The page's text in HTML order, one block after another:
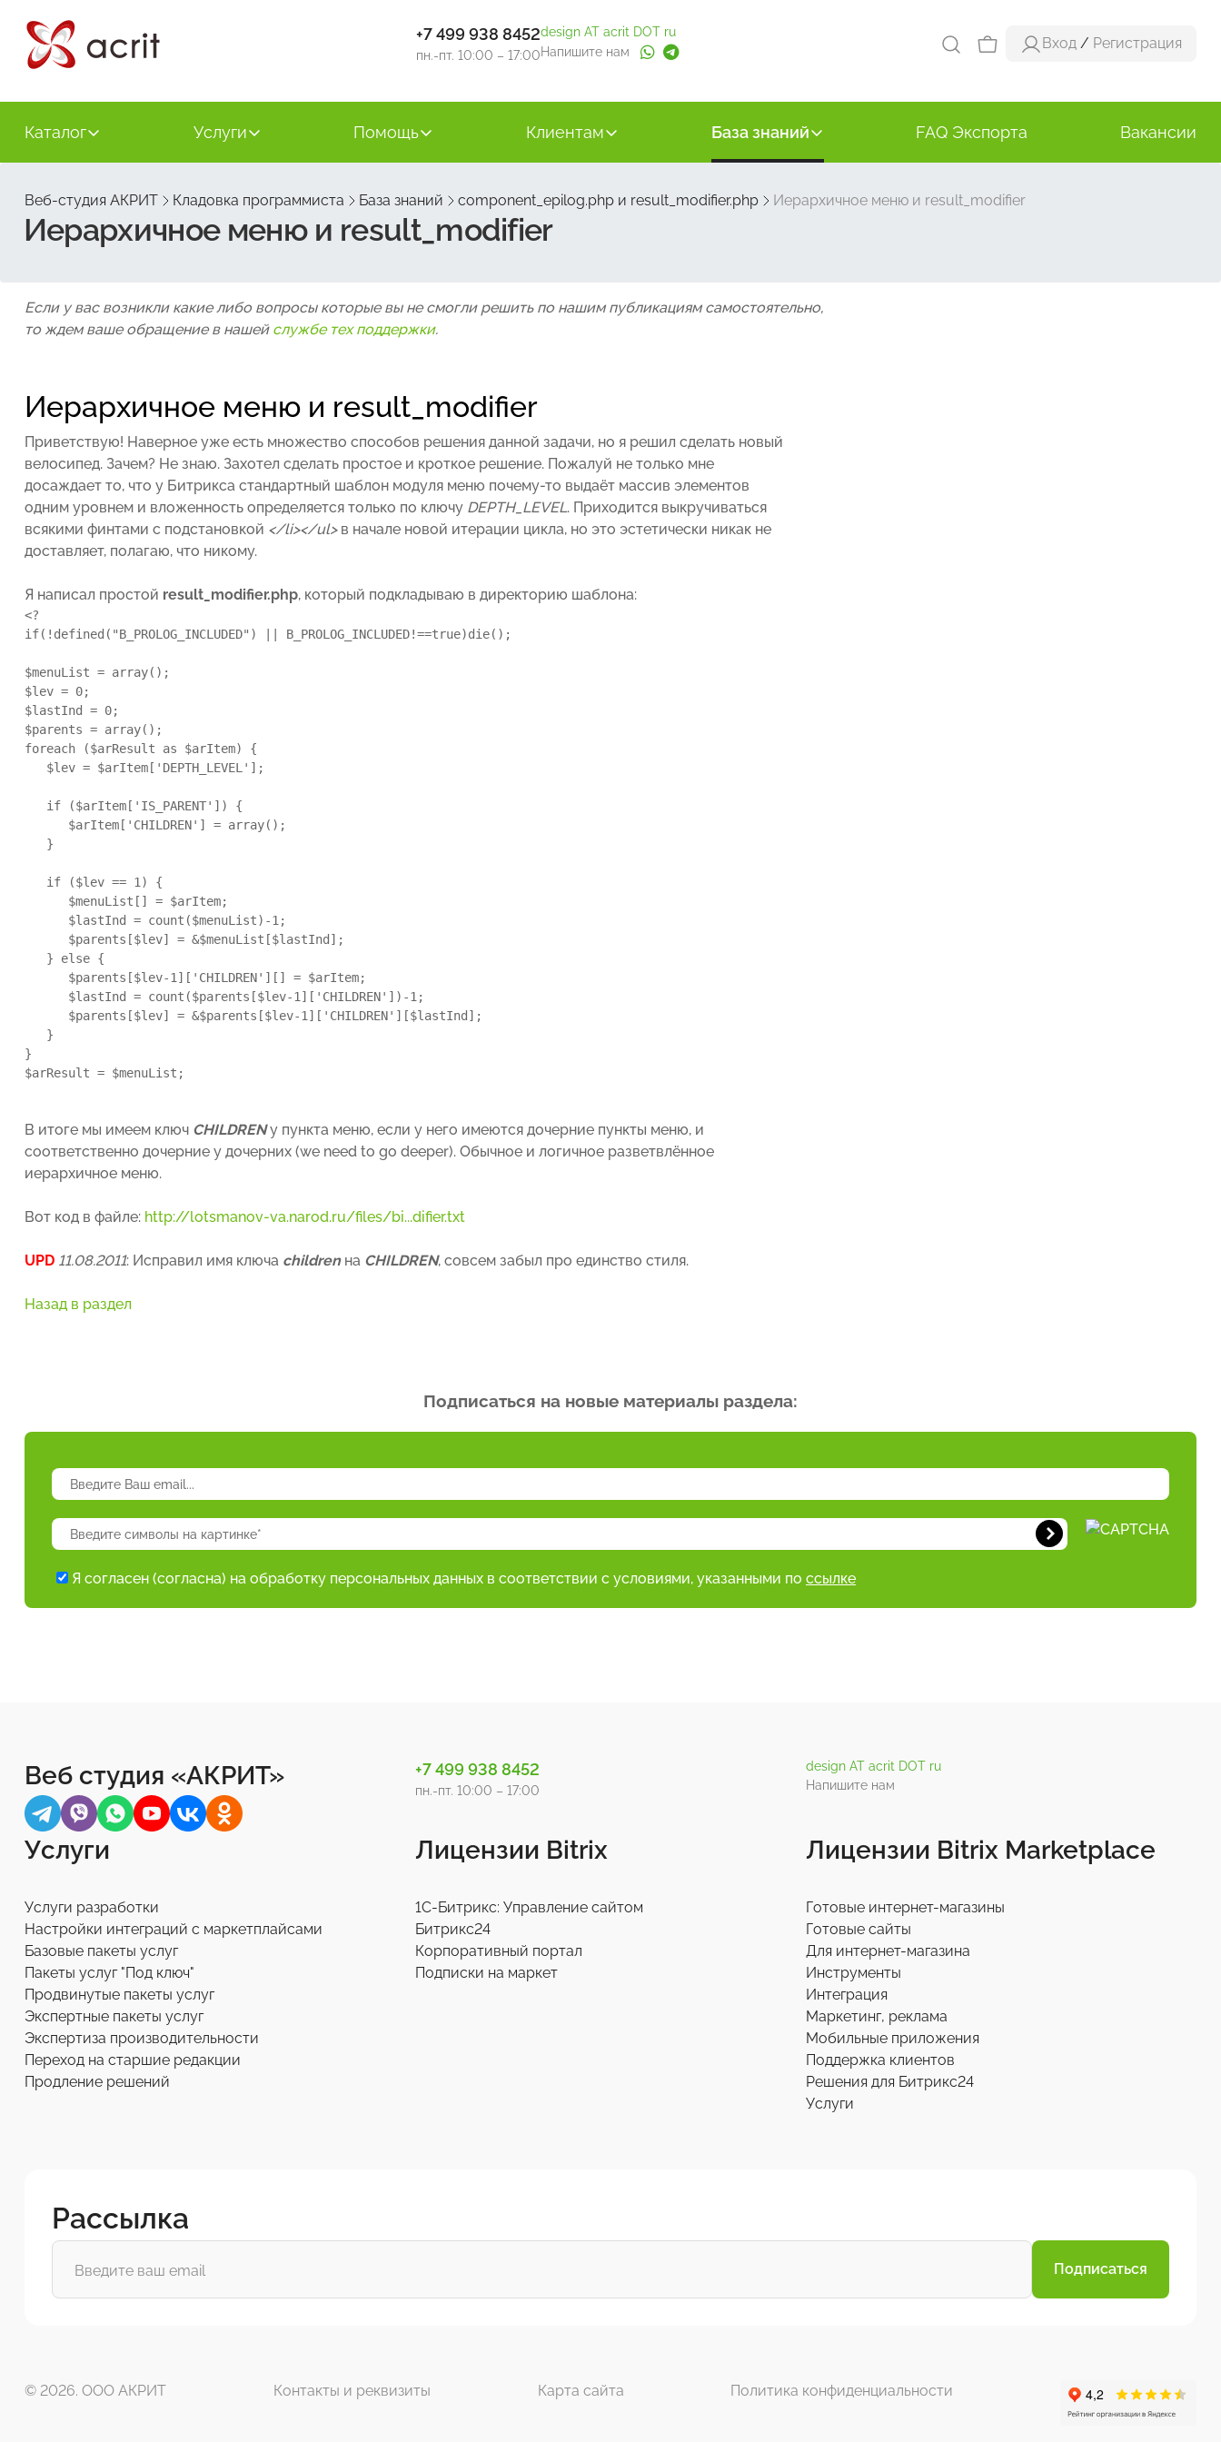
+7 499 938 8452
пн.-пт. 10:00 – 17:00
design AT acrit DOT ru
Напишите нам
Вход / Регистрация
Каталог Услуги Помощь Клиентам База знаний FAQ Экспорта Вакансии
Веб-студия АКРИТ Кладовка программиста База знаний component_epilog.php и result_modifier.php Иерархичное меню и result_modifier
Иерархичное меню и result_modifier
Если у вас возникли какие либо вопросы которые вы не смогли решить по нашим публикациям самостоятельно,
то ждем ваше обращение в нашей службе тех поддержки.
Иерархичное меню и result_modifier
Приветствую! Наверное уже есть множество способов решения данной задачи, но я решил сделать новый
велосипед. Зачем? Не знаю. Захотел сделать простое и кроткое решение. Пожалуй не только мне
досаждает то, что у Битрикса стандартный шаблон модуля меню почему-то выдаёт массив элементов
одним уровнем и вложенность определяется только по ключу DEPTH_LEVEL. Приходится выкручиваться
всякими финтами с подстановкой </li></ul>в начале новой итерации цикла, но это эстетически никак не
доставляет, полагаю, что никому.
Я написал простой result_modifier.php, который подкладываю в директорию шаблона:
<?
if(!defined("B_PROLOG_INCLUDED") || B_PROLOG_INCLUDED!==true)die();
$menuList = array();
$lev = 0;
$lastInd = 0;
$parents = array();
foreach ($arResult as $arItem) {
$lev = $arItem['DEPTH_LEVEL'];
if ($arItem['IS_PARENT']) {
$arItem['CHILDREN'] = array();
}
if ($lev == 1) {
$menuList[] = $arItem;
$lastInd = count($menuList)-1;
$parents[$lev] = &$menuList[$lastInd];
} else {
$parents[$lev-1]['CHILDREN'][] = $arItem;
$lastInd = count($parents[$lev-1]['CHILDREN'])-1;
$parents[$lev] = &$parents[$lev-1]['CHILDREN'][$lastInd];
}
}
$arResult = $menuList;
В итоге мы имеем ключ CHILDRENу пункта меню, если у него имеются дочерние пункты меню, и
соответственно дочерние у дочерних (we need to go deeper). Обычное и логичное разветвлённое
иерархичное меню.
Вот код в файле: http://lotsmanov-va.narod.ru/files/bi...difier.txt
UPD 11.08.2011: Исправил имя ключа childrenна CHILDREN, совсем забыл про единство стиля.
Назад в раздел
Подписаться на новые материалы раздела:
Я согласен (согласна) на обработку персональных данных в соответствии с условиями, указанными по ссылке
Веб студия «АКРИТ» +7 499 938 8452
пн.-пт. 10:00 – 17:00
design AT acrit DOT ru
Напишите нам
Услуги
Услуги разработки
Настройки интеграций с маркетплайсами
Базовые пакеты услуг
Пакеты услуг "Под ключ"
Продвинутые пакеты услуг
Экспертные пакеты услуг
Экспертиза производительности
Переход на старшие редакции
Продление решений
Лицензии Bitrix
1С-Битрикс: Управление сайтом
Битрикс24
Корпоративный портал
Подписки на маркет
Лицензии Bitrix Marketplace
Готовые интернет-магазины
Готовые сайты
Для интернет-магазина
Инструменты
Интеграция
Маркетинг, реклама
Мобильные приложения
Поддержка клиентов
Решения для Битрикс24
Услуги
Рассылка
Подписаться
© 2026. ООО АКРИТ Контакты и реквизиты Карта сайта Политика конфиденциальности